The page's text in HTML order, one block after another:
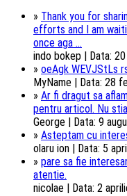
» Thank you for
efforts and I am
once aga ...
indo bokep | Data:
» oeAgk WEVJStLs
MyName | Data: 28
» Ar fi dragut sa
pentru articol. Nu
George | Data: 9
» Asteptam cu
olaru ion | Data: 5
» pare sa fie
atentie.
nicolae | Data: 2